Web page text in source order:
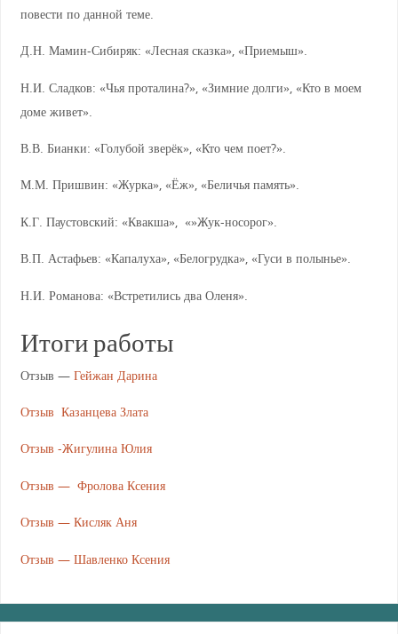
повести по данной теме.
Д.Н. Мамин-Сибиряк: «Лесная сказка», «Приемыш».
Н.И. Сладков: «Чья проталина?», «Зимние долги», «Кто в моем
доме живет».
В.В. Бианки: «Голубой зверёк», «Кто чем поет?».
М.М. Пришвин: «Журка», «Ёж», «Беличья память».
К.Г. Паустовский: «Квакша», «»Жук-носорог».
В.П. Астафьев: «Капалуха», «Белогрудка», «Гуси в полынье».
Н.И. Романова: «Встретились два Оленя».
Итоги работы
Отзыв — Гейжан Дарина
Отзыв КазанцеваЗлата
Отзыв -Жигулина Юлия
Отзыв — Фролова Ксения
Отзыв — Кисляк Аня
Отзыв — Шавленко Ксения